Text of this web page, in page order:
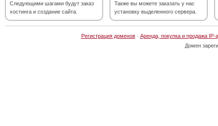
Следующими шагами будут заказ
хостинга и создание сайта.
Также вы можете заказать у нас
установку выделенного сервера.
Регистрация доменов· Аренда, покупка и продажа IP-
Домен